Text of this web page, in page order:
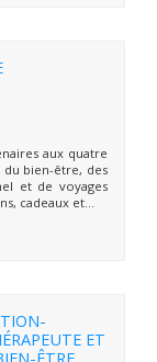
aux quatre
du bien-être, des
et de voyages
cadeaux et...
ET
ÊTRE